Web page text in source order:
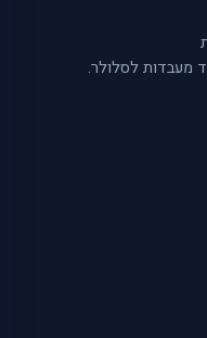
מעבדות לסלולר.